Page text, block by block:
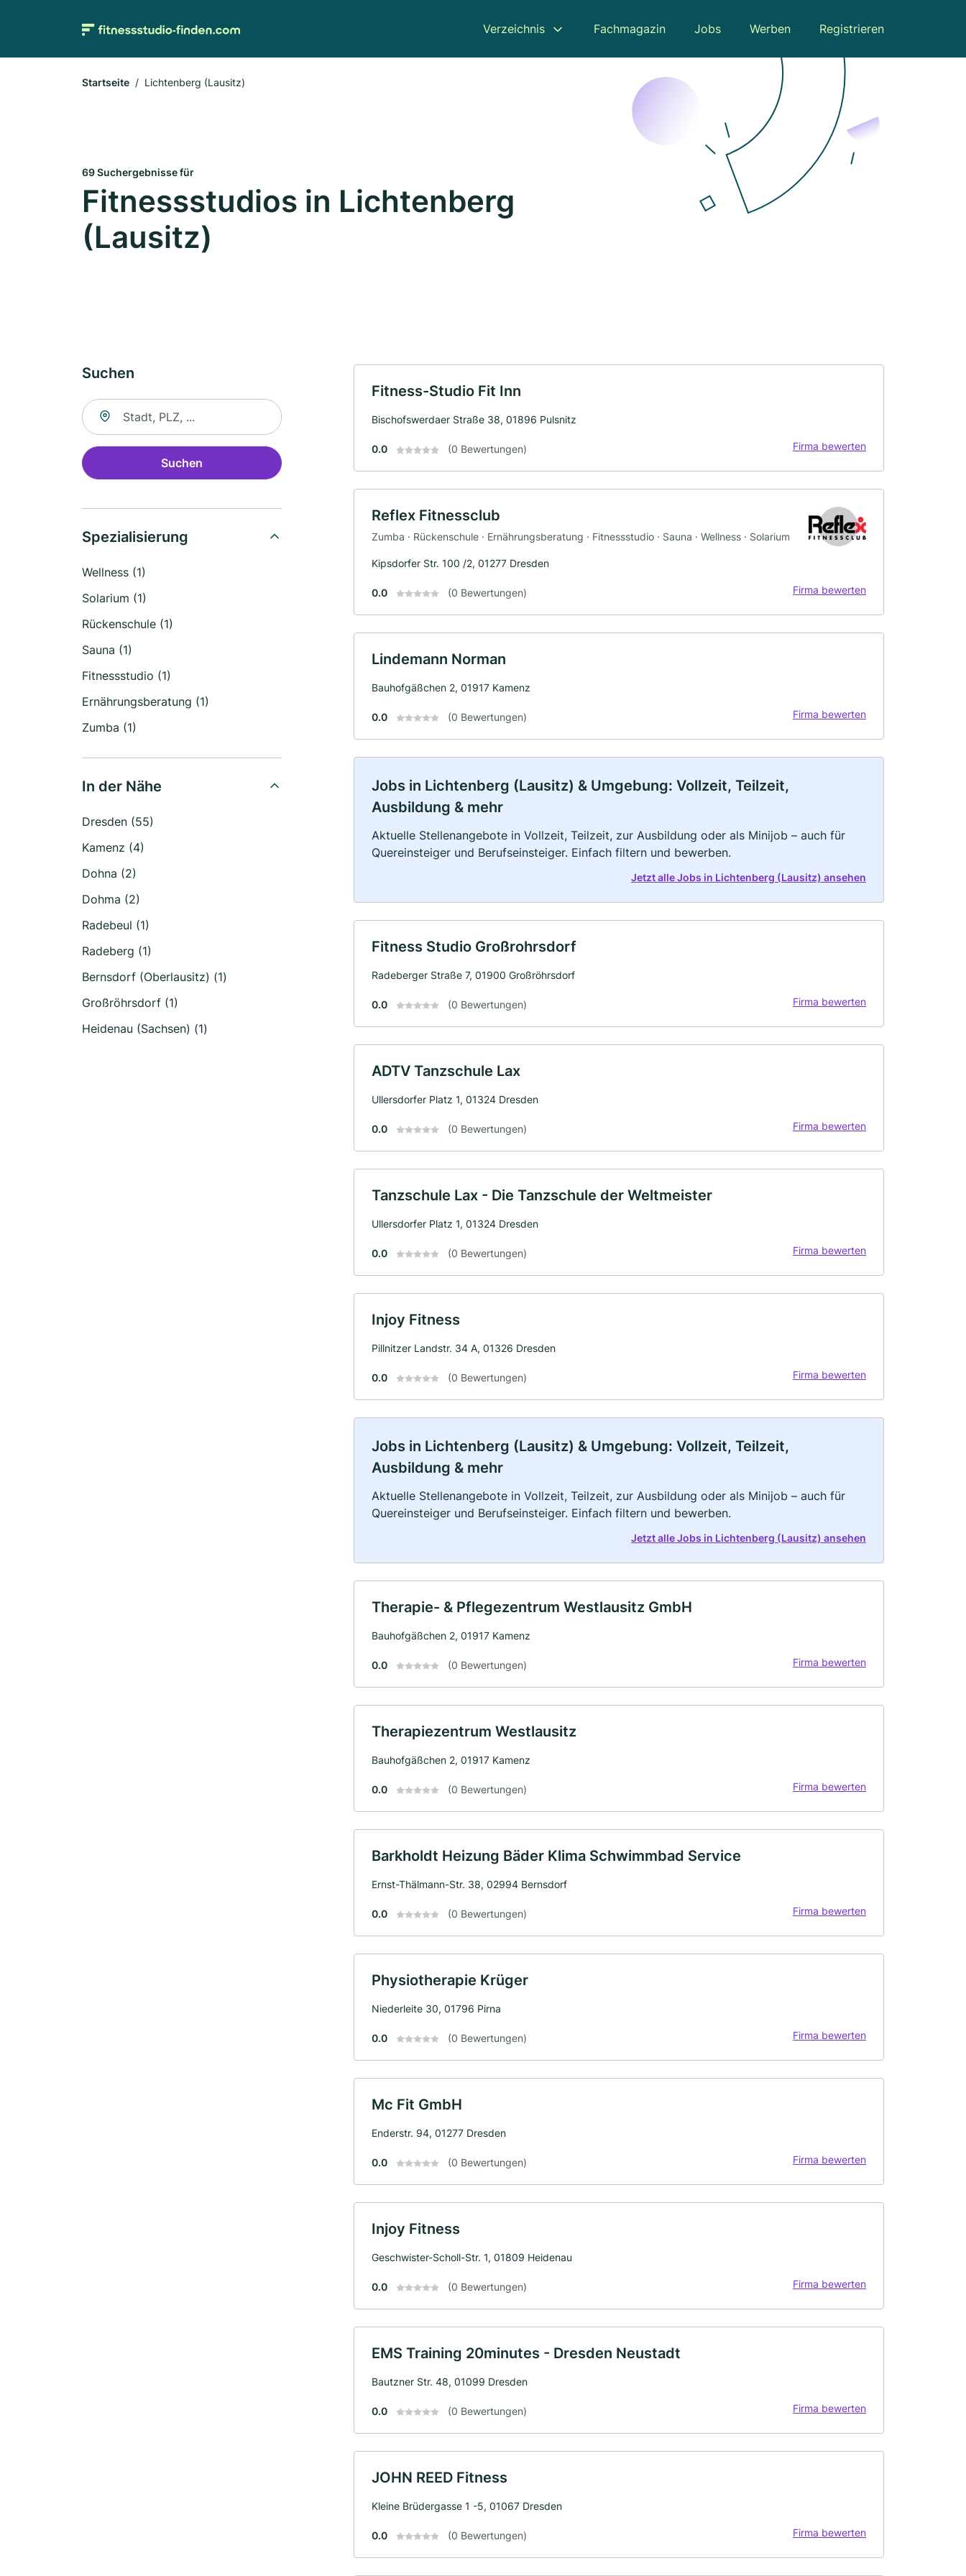
Verzeichnis Fachmagazin Jobs Werben Registrieren
Startseite Lichtenberg (Lausitz)
69 Suchergebnisse für
Fitnessstudios in Lichtenberg
(Lausitz)
Suchen
Suche nach Ort
Suchen
Spezialisierung
Wellness (1)
Solarium (1)
Rückenschule (1)
Sauna (1)
Fitnessstudio (1)
Ernährungsberatung (1)
Zumba (1)
In der Nähe
Dresden (55)
Kamenz (4)
Dohna (2)
Dohma (2)
Radebeul (1)
Radeberg (1)
Bernsdorf (Oberlausitz) (1)
Großröhrsdorf (1)
Heidenau (Sachsen) (1)
Fitness-Studio Fit Inn
Bischofswerdaer Straße 38, 01896 Pulsnitz
0.0 (0 Bewertungen) Firma bewerten
Reflex Fitnessclub
Zumba · Rückenschule · Ernährungsberatung · Fitnessstudio · Sauna · Wellness · Solarium
Kipsdorfer Str. 100 /2, 01277 Dresden
0.0 (0 Bewertungen) Firma bewerten
Lindemann Norman
Bauhofgäßchen 2, 01917 Kamenz
0.0 (0 Bewertungen) Firma bewerten
Jobs in Lichtenberg (Lausitz) & Umgebung: Vollzeit, Teilzeit,
Ausbildung & mehr
Aktuelle Stellenangebote in Vollzeit, Teilzeit, zur Ausbildung oder als Minijob – auch für
Quereinsteiger und Berufseinsteiger. Einfach filtern und bewerben.
Jetzt alle Jobs in Lichtenberg (Lausitz) ansehen
Fitness Studio Großrohrsdorf
Radeberger Straße 7, 01900 Großröhrsdorf
0.0 (0 Bewertungen) Firma bewerten
ADTV Tanzschule Lax
Ullersdorfer Platz 1, 01324 Dresden
0.0 (0 Bewertungen) Firma bewerten
Tanzschule Lax - Die Tanzschule der Weltmeister
Ullersdorfer Platz 1, 01324 Dresden
0.0 (0 Bewertungen) Firma bewerten
Injoy Fitness
Pillnitzer Landstr. 34 A, 01326 Dresden
0.0 (0 Bewertungen) Firma bewerten
Jobs in Lichtenberg (Lausitz) & Umgebung: Vollzeit, Teilzeit,
Ausbildung & mehr
Aktuelle Stellenangebote in Vollzeit, Teilzeit, zur Ausbildung oder als Minijob – auch für
Quereinsteiger und Berufseinsteiger. Einfach filtern und bewerben.
Jetzt alle Jobs in Lichtenberg (Lausitz) ansehen
Therapie- & Pflegezentrum Westlausitz GmbH
Bauhofgäßchen 2, 01917 Kamenz
0.0 (0 Bewertungen) Firma bewerten
Therapiezentrum Westlausitz
Bauhofgäßchen 2, 01917 Kamenz
0.0 (0 Bewertungen) Firma bewerten
Barkholdt Heizung Bäder Klima Schwimmbad Service
Ernst-Thälmann-Str. 38, 02994 Bernsdorf
0.0 (0 Bewertungen) Firma bewerten
Physiotherapie Krüger
Niederleite 30, 01796 Pirna
0.0 (0 Bewertungen) Firma bewerten
Mc Fit GmbH
Enderstr. 94, 01277 Dresden
0.0 (0 Bewertungen) Firma bewerten
Injoy Fitness
Geschwister-Scholl-Str. 1, 01809 Heidenau
0.0 (0 Bewertungen) Firma bewerten
EMS Training 20minutes - Dresden Neustadt
Bautzner Str. 48, 01099 Dresden
0.0 (0 Bewertungen) Firma bewerten
JOHN REED Fitness
Kleine Brüdergasse 1 -5, 01067 Dresden
0.0 (0 Bewertungen) Firma bewerten